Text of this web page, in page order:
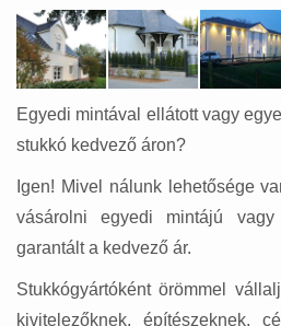
Egyedi mintával ellátott vagy
stukkó kedvező áron?
Igen! Mivel nálunk lehetősége
vásárolni egyedi mintájú
garantált a kedvező ár.
Stukkógyártóként örömmel
kivitelezőknek, építészeknek,